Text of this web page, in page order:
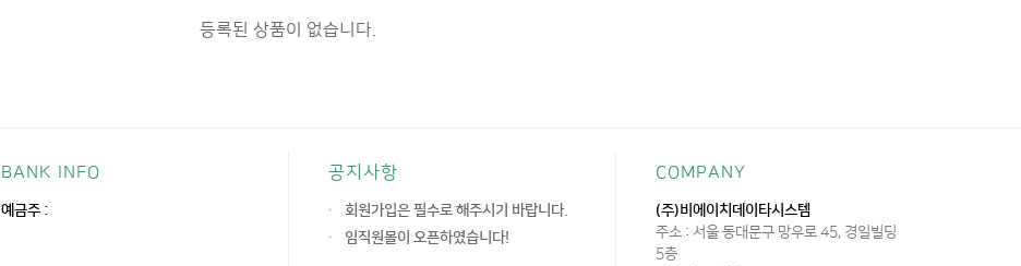
등록된 상품이 없습니다.
BANK INFO
예금주 :
공지사항
회원가입은 필수로 해주시기 바랍니다.
임직원몰이 오픈하였습니다!
COMPANY
(주)비에이치데이타시스템
주소 : 서울 동대문구 망우로 45, 경일빌딩
5층